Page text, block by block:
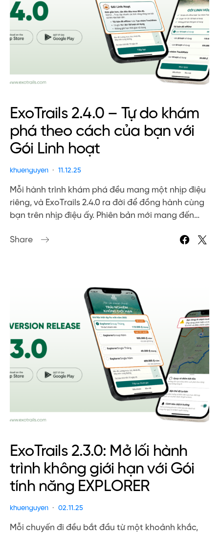
ExoTrails 2.4.0 – Tự do khám
phá theo cách của bạn với
Gói Linh hoạt
khuenguyen 11.12.25
Mỗi hành trình khám phá đều mang một nhịp điệu
riêng, và ExoTrails 2.4.0 ra đời để đồng hành cùng
bạn trên nhịp điệu ấy. Phiên bản mới mang đến…
Share
ExoTrails 2.3.0: Mở lối hành
trình không giới hạn với Gói
tính năng EXPLORER
khuenguyen 02.11.25
Mỗi chuyến đi đều bắt đầu từ một khoảnh khắc,